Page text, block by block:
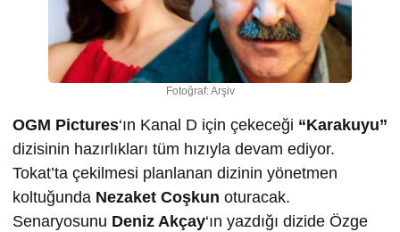
Fotoğraf: Arşiv
OGM Pictures‘ın Kanal D için çekeceği “Karakuyu”
dizisinin hazırlıkları tüm hızıyla devam ediyor.
Tokat’ta çekilmesi planlanan dizinin yönetmen
koltuğunda Nezaket Coşkun oturacak.
Senaryosunu Deniz Akçay‘ın yazdığı dizide Özge